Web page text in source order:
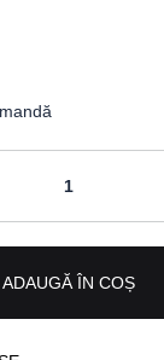
ADAUGĂ ÎN COȘ